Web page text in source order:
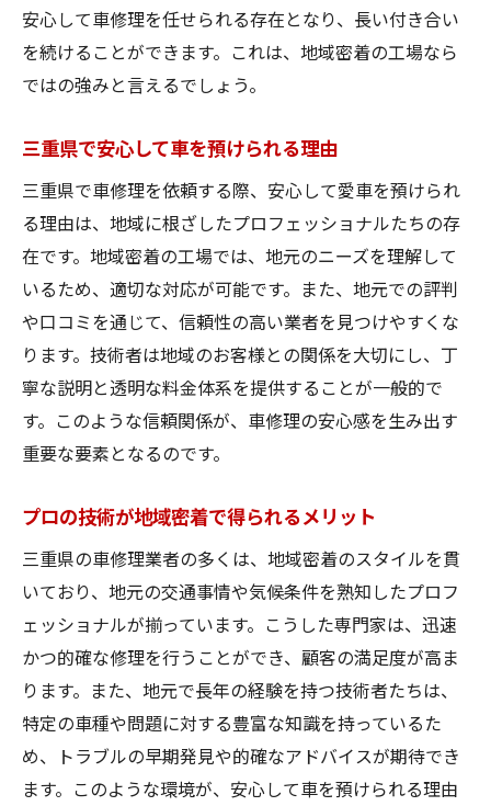
地域密着で選ぶ三重県の車修理プロの魅力
地元密着のプロが提供する安心の理由
地域に根ざした車修理プロの強みとは
地域密着ならではのメリットを活用する
三重県での車修理における地域密着の重要
性
地域密着のプロが提供する柔軟なサービス
三重県で車修理を任せるならプロの技術が光る
工場へ
プロの技術が光る工場の選び方
三重県で選ばれるプロの修理工場の特徴
技術力に裏打ちされた安心のサービス
三重県で安心を提供するプロ工場の魅力
技術力の高いプロが提供する安心感
車修理のプロが提供する三重県での安心サービ
ス
プロが提供する安心サービスの全貌
三重県で体験できるプロの安心サービス
車修理プロの提供する安心の理由
プロのサービスで実現する安全なドライブ
安心して車修理を任せられる存在となり、長い付き合い
を続けることができます。これは、地域密着の工場なら
ではの強みと言えるでしょう。
三重県で安心して車を預けられる理由
三重県で車修理を依頼する際、安心して愛車を預けられ
る理由は、地域に根ざしたプロフェッショナルたちの存
在です。地域密着の工場では、地元のニーズを理解して
いるため、適切な対応が可能です。また、地元での評判
や口コミを通じて、信頼性の高い業者を見つけやすくな
ります。技術者は地域のお客様との関係を大切にし、丁
寧な説明と透明な料金体系を提供することが一般的で
す。このような信頼関係が、車修理の安心感を生み出す
重要な要素となるのです。
プロの技術が地域密着で得られるメリット
三重県の車修理業者の多くは、地域密着のスタイルを貫
いており、地元の交通事情や気候条件を熟知したプロフ
ェッショナルが揃っています。こうした専門家は、迅速
かつ的確な修理を行うことができ、顧客の満足度が高ま
ります。また、地元で長年の経験を持つ技術者たちは、
特定の車種や問題に対する豊富な知識を持っているた
め、トラブルの早期発見や的確なアドバイスが期待でき
ます。このような環境が、安心して車を預けられる理由